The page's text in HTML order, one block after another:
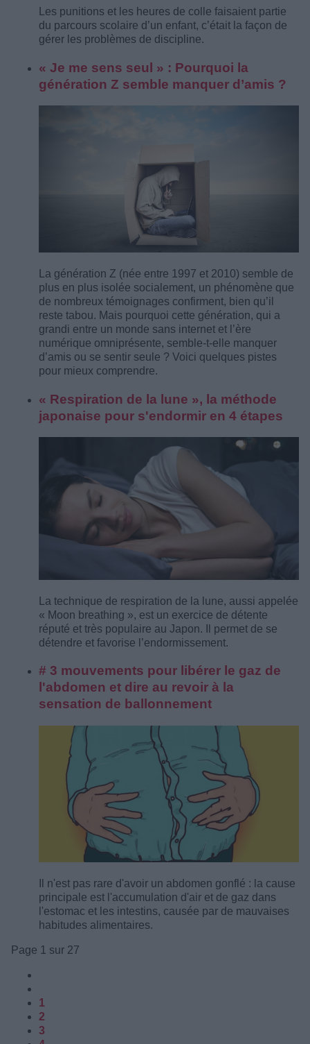
Les punitions et les heures de colle faisaient partie
du parcours scolaire d’un enfant, c’était la façon de
gérer les problèmes de discipline.
« Je me sens seul » : Pourquoi la
génération Z semble manquer d’amis ?
La génération Z (née entre 1997 et 2010) semble de
plus en plus isolée socialement, un phénomène que
de nombreux témoignages confirment, bien qu’il
reste tabou. Mais pourquoi cette génération, qui a
grandi entre un monde sans internet et l’ère
numérique omniprésente, semble-t-elle manquer
d’amis ou se sentir seule ? Voici quelques pistes
pour mieux comprendre.
« Respiration de la lune », la méthode
japonaise pour s'endormir en 4 étapes
La technique de respiration de la lune, aussi appelée
« Moon breathing », est un exercice de détente
réputé et très populaire au Japon. Il permet de se
détendre et favorise l’endormissement.
# 3 mouvements pour libérer le gaz de
l'abdomen et dire au revoir à la
sensation de ballonnement
Il n'est pas rare d'avoir un abdomen gonflé : la cause
principale est l'accumulation d'air et de gaz dans
l'estomac et les intestins, causée par de mauvaises
habitudes alimentaires.
Page 1 sur 27
1
2
3